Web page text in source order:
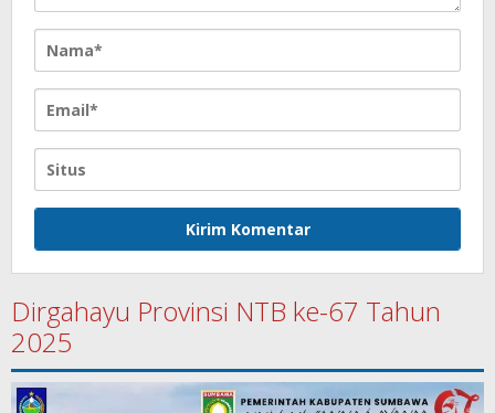
Dirgahayu Provinsi NTB ke-67 Tahun
2025